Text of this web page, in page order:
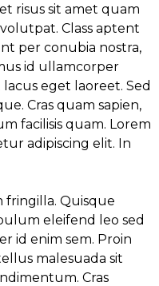
risus sit amet quam
Class aptent
per conubia nostra,
id ullamcorper
eget laoreet. Sed
Cras quam sapien,
facilisis quam. Lorem
adipiscing elit. In
Quisque
eleifend leo sed
id enim sem. Proin
malesuada sit
Cras